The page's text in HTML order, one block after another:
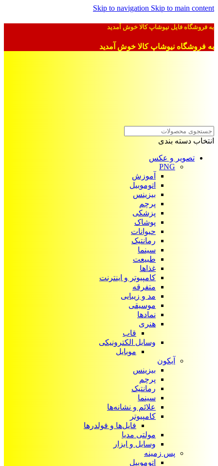
Skip to navigation Skip to main content
به فروشگاه فایل نیوشاپ کالا خوش آمدید
به فروشگاه نیوشاپ کالا خوش آمدید
انتخاب دسته بندی
تصویر و عکس
PNG
آموزش
اتوموبیل
بیزینس
پرچم
پزشکی
پوشاک
حیوانات
رمانتیک
سینما
طبیعت
غذاها
کامپیوتر و اینترنت
متفرقه
مد و زیبایی
موسیقی
نمادها
هنری
قاب
وسایل الکترونیکی
موبایل
آیکون‌
بیزینس
پرچم
رمانتیک
سینما
علائم و نشانه‌ها
کامپیوتر
فایل‌ها و فولدرها
مولتی مدیا
وسایل و ابزار
پس زمینه
اتوموبیل